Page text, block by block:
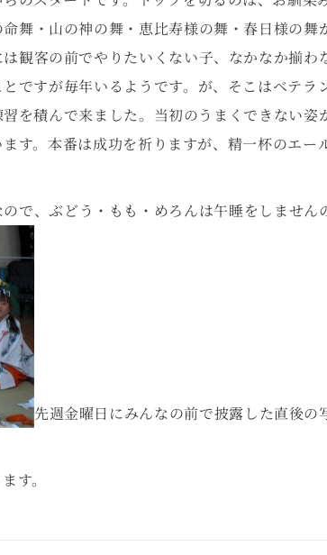
舞・山の神の舞・恵比寿様の舞・春日様の舞
観客の前でやりたいくない子、なかなか揃わ
ですが毎年いるようです。が、そこはベテ
を積んで来ました。当初のうまくできない
す。本番は成功を祈りますが、精一杯のエー
で、ぶどう・もも・めろんは午睡をしません
先週金曜日にみんなの前で披露した直後
す。